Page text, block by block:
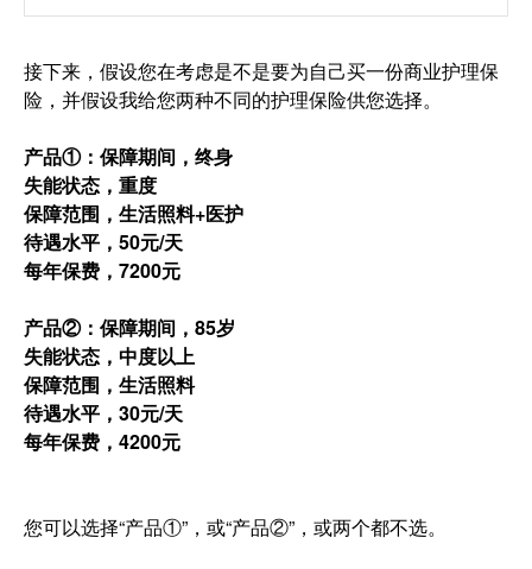
接下来，假设您在考虑是不是要为自己买一份商业护理保
险，并假设我给您两种不同的护理保险供您选择。
产品①：保障期间，终身
失能状态，重度
保障范围，生活照料+医护
待遇水平，50元/天
每年保费，7200元
产品②：保障期间，85岁
失能状态，中度以上
保障范围，生活照料
待遇水平，30元/天
每年保费，4200元
您可以选择“产品①”，或“产品②”，或两个都不选。